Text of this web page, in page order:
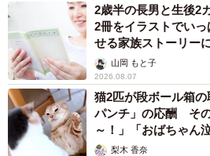
響を受けます。トラックの年間走
～7万kmにもなるといわれ、これ
れば物流コストが高騰します。物
影響を与えるため、結果として物
があります。
（3）バスやレンタカー料金も高く
2歳半の長男と生後
2冊をイラストでい
せる家族ストーリー
山岡 もと子
2026.08.07
猫2匹が段ボール箱
パンチ」の応酬 そ
～！」「おばちゃん
梨木 香奈